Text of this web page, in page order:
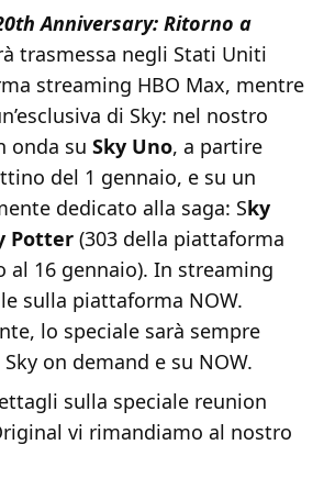
Anniversary: Ritorno a
trasmessa negli Stati Uniti
streaming HBO Max, mentre
di Sky: nel nostro
onda su Sky Uno, a partire
del 1 gennaio, e su un
dedicato alla saga: Sky
Potter (303 della piattaforma
al 16 gennaio). In streaming
sulla piattaforma NOW.
lo speciale sarà sempre
on demand e su NOW.
sulla speciale reunion
vi rimandiamo al nostro